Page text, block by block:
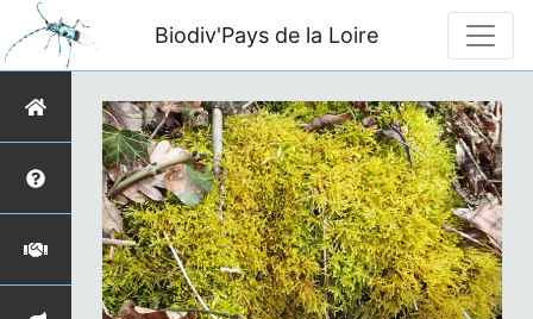
Biodiv'Pays de la Loire